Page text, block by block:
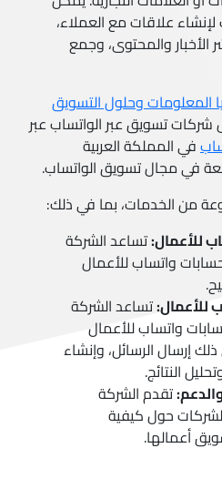
علاقات مع العملاء،
الأخبار والمحتوى، وجمع
المعلومات وحلول التسويق
تسويق عبر الواتساب عبر
في المملكة العربية
في مجال تسويق الواتساب.
من الخدمات، بما في ذلك:
للأعمال:تساعد الشركة
واتساب للأعمال
للأعمال:تساعد الشركة
واتساب للأعمال
إرسال الرسائل، وإنشاء
النتائج.
تقدم الشركة
حول كيفية
أعمالها.